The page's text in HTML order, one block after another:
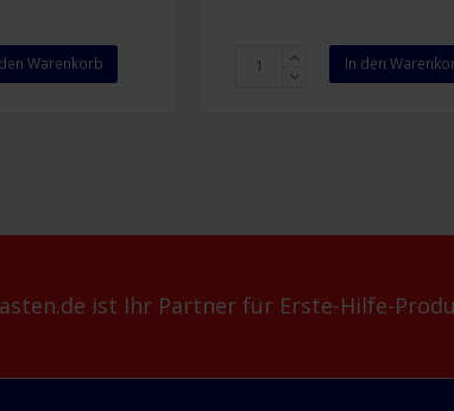
Warenkorb
Leukoplast
In den
ist Ihr Partner für Erste-Hilfe-